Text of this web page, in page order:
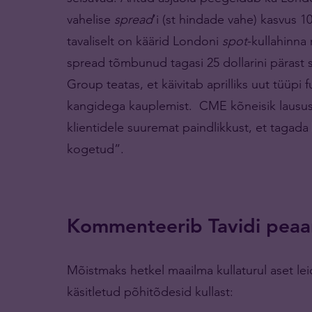
vahelise spread’i (st hindade vahe) kasvus
tavaliselt on käärid Londoni spot-kullahinna
spread tõmbunud tagasi 25 dollarini
Group teatas, et käivitab aprilliks uut tüüpi
kangidega kauplemist. CME kõneisik
klientidele suuremat paindlikkust, et
kogetud”.
Kommenteerib Tavidi
Mõistmaks hetkel maailma kullaturul aset
käsitletud põhitõdesid kullast: